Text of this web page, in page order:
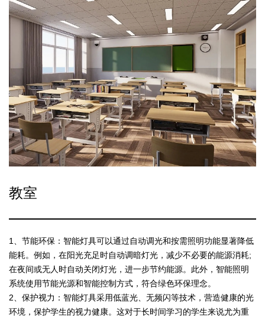
教室
1、节能环保：智能灯具可以通过自动调光和按需照明功能显著降低
能耗。例如，在阳光充足时自动调暗灯光，减少不必要的能源消耗;
在夜间或无人时自动关闭灯光，进一步节约能源。此外，智能照明
系统使用节能光源和智能控制方式，符合绿色环保理念。
2、保护视力：智能灯具采用低蓝光、无频闪等技术，营造健康的光
环境，保护学生的视力健康。这对于长时间学习的学生来说尤为重